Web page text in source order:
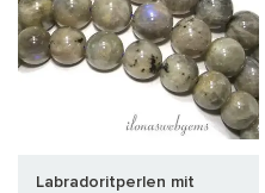
Labradoritperlen mit